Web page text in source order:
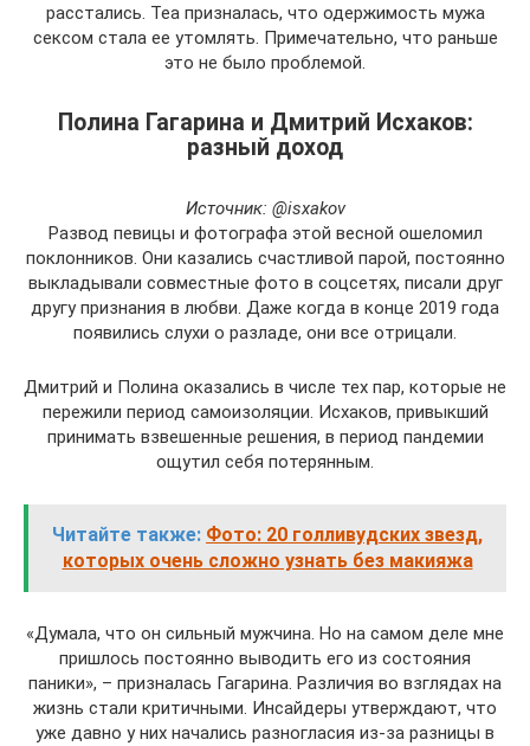
расстались. Теа призналась, что одержимость мужа
сексом стала ее утомлять. Примечательно, что раньше
это не было проблемой.
Полина Гагарина и Дмитрий Исхаков:
разный доход
Источник: @isxakov
Развод певицы и фотографа этой весной ошеломил
поклонников. Они казались счастливой парой, постоянно
выкладывали совместные фото в соцсетях, писали друг
другу признания в любви. Даже когда в конце 2019 года
появились слухи о разладе, они все отрицали.
Дмитрий и Полина оказались в числе тех пар, которые не
пережили период самоизоляции. Исхаков, привыкший
принимать взвешенные решения, в период пандемии
ощутил себя потерянным.
Читайте также: Фото: 20 голливудских звезд,
которых очень сложно узнать без макияжа
«Думала, что он сильный мужчина. Но на самом деле мне
пришлось постоянно выводить его из состояния
паники», – призналась Гагарина. Различия во взглядах на
жизнь стали критичными. Инсайдеры утверждают, что
уже давно у них начались разногласия из-за разницы в